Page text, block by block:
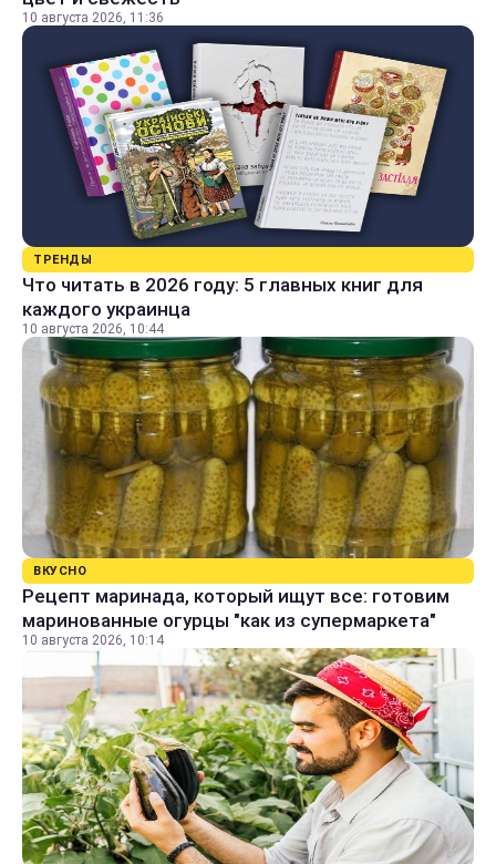
10 августа 2026, 11:36
ТРЕНДЫ
Что читать в 2026 году: 5 главных книг для
каждого украинца
10 августа 2026, 10:44
ВКУСНО
Рецепт маринада, который ищут все: готовим
маринованные огурцы "как из супермаркета"
10 августа 2026, 10:14